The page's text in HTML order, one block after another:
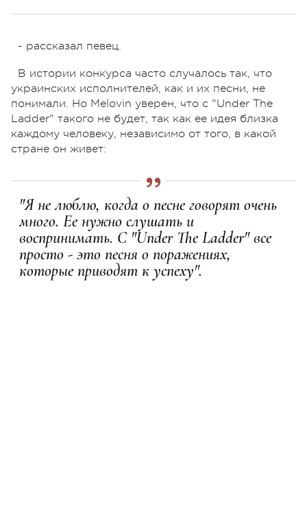
- рассказал певец.
В истории конкурса часто случалось так, что
украинских исполнителей, как и их песни, не
понимали. Но Melovin уверен, что с "Under The
Ladder" такого не будет, так как ее идея близка
каждому человеку, независимо от того, в какой
стране он живет:
"Я не люблю, когда о песне говорят очень
много. Ее нужно слушать и
воспринимать. С "Under The Ladder" все
просто - это песня о поражениях,
которые приводят к успеху".